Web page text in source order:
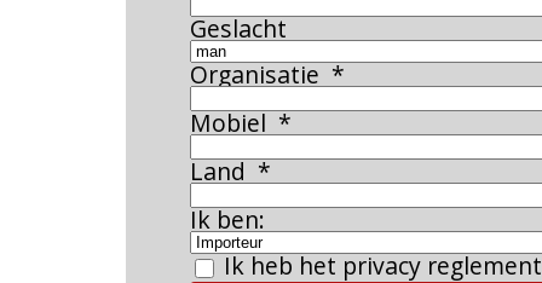
Geslacht
Organisatie
Mobiel
Land
Ik ben:
Ik heb het privacy